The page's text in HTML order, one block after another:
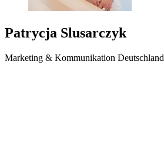
Patrycja Slusarczyk
Marketing & Kommunikation Deutschland